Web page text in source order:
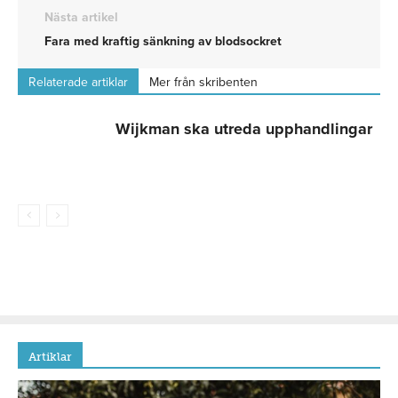
Nästa artikel
Fara med kraftig sänkning av blodsockret
Relaterade artiklar Mer från skribenten
Wijkman ska utreda upphandlingar
Artiklar